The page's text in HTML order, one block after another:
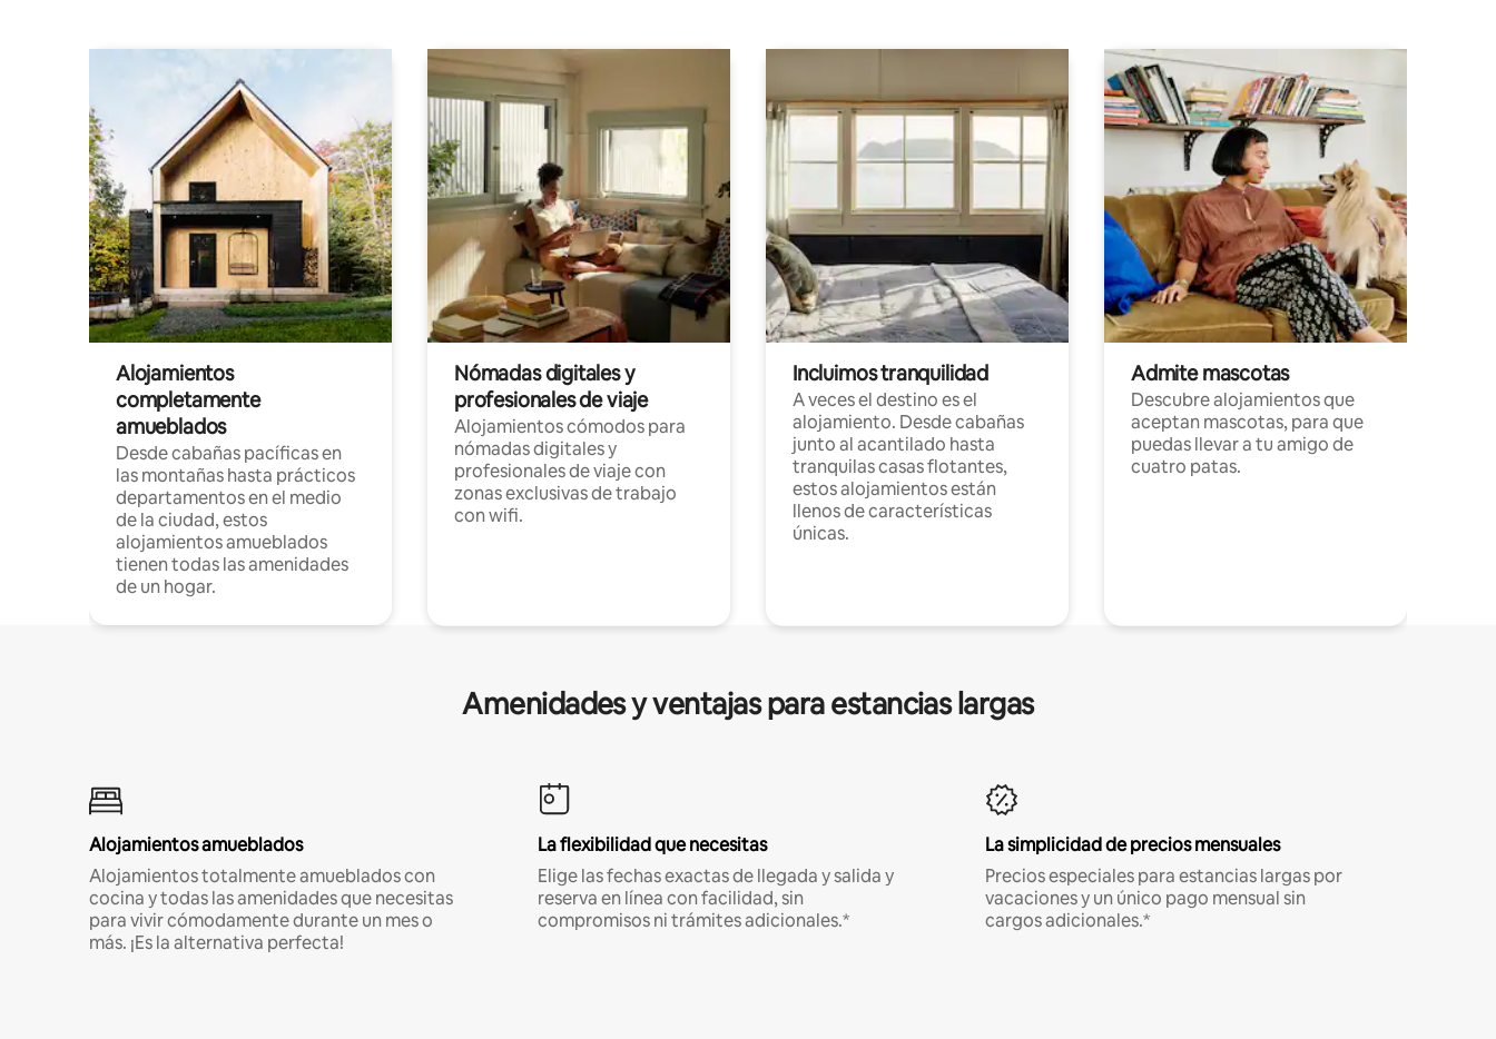
Alojamientos
completamente
amueblados
Desde cabañas pacíficas en
las montañas hasta prácticos
departamentos en el medio
de la ciudad, estos
alojamientos amueblados
tienen todas las amenidades
de un hogar.
Nómadas digitales y
profesionales de viaje
Alojamientos cómodos para
nómadas digitales y
profesionales de viaje con
zonas exclusivas de trabajo
con wifi.
Incluimos tranquilidad
A veces el destino es el
alojamiento. Desde cabañas
junto al acantilado hasta
tranquilas casas flotantes,
estos alojamientos están
llenos de características
únicas.
Admite mascotas
Descubre alojamientos que
aceptan mascotas, para que
puedas llevar a tu amigo de
cuatro patas.
Amenidades y ventajas para estancias largas
Alojamientos amueblados
Alojamientos totalmente amueblados con
cocina y todas las amenidades que necesitas
para vivir cómodamente durante un mes o
más. ¡Es la alternativa perfecta!
La flexibilidad que necesitas
Elige las fechas exactas de llegada y salida y
reserva en línea con facilidad, sin
compromisos ni trámites adicionales.*
La simplicidad de precios mensuales
Precios especiales para estancias largas por
vacaciones y un único pago mensual sin
cargos adicionales.*